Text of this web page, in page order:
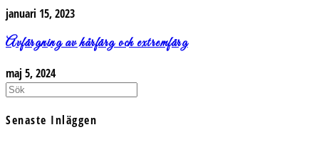
januari 15, 2023
Avfärgning av hårfärg och extremfärg
maj 5, 2024
Senaste Inläggen